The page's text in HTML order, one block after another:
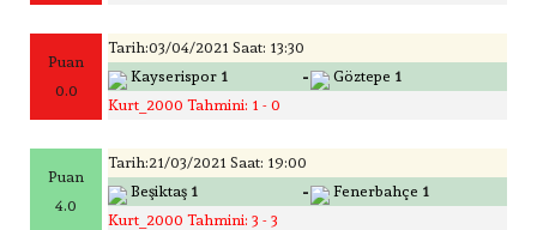
Puan
0.0
Tarih:03/04/2021 Saat: 13:30
Kayserispor 1 - Göztepe 1
Kurt_2000 Tahmini: 1 - 0
Puan
4.0
Tarih:21/03/2021 Saat: 19:00
Beşiktaş 1 - Fenerbahçe 1
Kurt_2000 Tahmini: 3 - 3